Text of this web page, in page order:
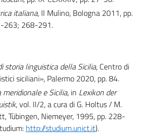
italiana, Il Mulino, Bologna 2011, pp.
263; 268-291.
storia linguistica della Sicilia, Centro di
siciliani», Palermo 2020, pp. 84.
meridionale e Sicilia, in Lexikon der
, vol. II/2, a cura di G. Holtus / M.
Tübingen, Nie­meyer, 1995, pp. 228-
http://studium.unict.it).